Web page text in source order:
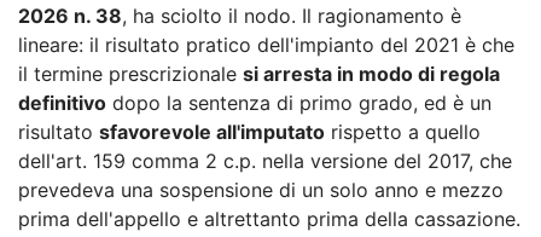
2026 n. 38, ha sciolto il nodo. Il ragionamento è
lineare: il risultato pratico dell'impianto del 2021 è che
il termine prescrizionale si arresta in modo di regola
definitivo dopo la sentenza di primo grado, ed è un
risultato sfavorevole all'imputato rispetto a quello
dell'art. 159 comma 2 c.p. nella versione del 2017, che
prevedeva una sospensione di un solo anno e mezzo
prima dell'appello e altrettanto prima della cassazione.